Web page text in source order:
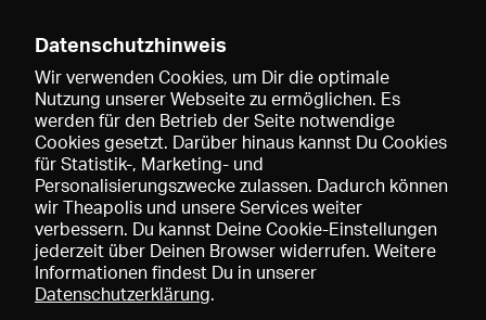
Speichern
Datenschutzhinweis
Wir verwenden Cookies, um Dir die optimale
Nutzung unserer Webseite zu ermöglichen. Es
werden für den Betrieb der Seite notwendige
Cookies gesetzt. Darüber hinaus kannst Du Cookies
für Statistik-, Marketing- und
Personalisierungszwecke zulassen. Dadurch können
wir Theapolis und unsere Services weiter
verbessern. Du kannst Deine Cookie-Einstellungen
jederzeit über Deinen Browser widerrufen. Weitere
Informationen findest Du in unserer
Datenschutzerklärung.